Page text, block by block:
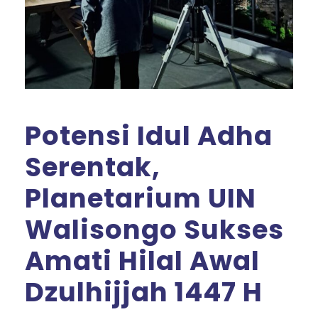
Potensi Idul Adha
Serentak,
Planetarium UIN
Walisongo Sukses
Amati Hilal Awal
Dzulhijjah 1447 H